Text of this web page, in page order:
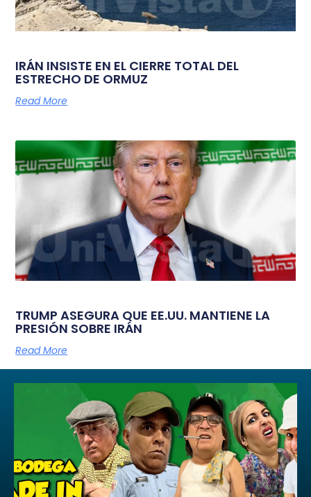
IRÁN INSISTE EN EL CIERRE TOTAL DEL
ESTRECHO DE ORMUZ
Read More
TRUMP ASEGURA QUE EE.UU. MANTIENE LA
PRESIÓN SOBRE IRÁN
Read More